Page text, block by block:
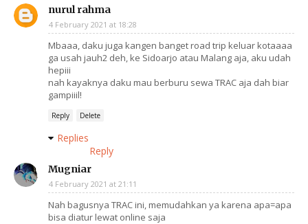
nurul rahma
4 February 2021 at 18:28
Mbaaa, daku juga kangen banget road trip keluar kotaaaa
ga usah jauh2 deh, ke Sidoarjo atau Malang aja, aku udah
hepiii
nah kayaknya daku mau berburu sewa TRAC aja dah biar
gampiiil!
Reply Delete
Replies
Reply
Mugniar
4 February 2021 at 21:11
Nah bagusnya TRAC ini, memudahkan ya karena apa=apa
bisa diatur lewat online saja